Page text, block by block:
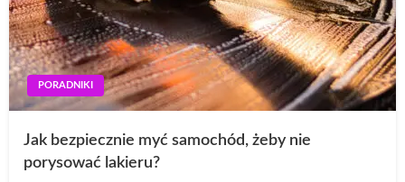
PORADNIKI
Jak bezpiecznie myć samochód, żeby nie
porysować lakieru?